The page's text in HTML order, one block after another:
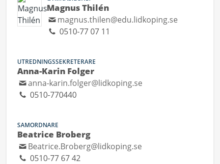
Magnus Thilén
magnus.thilen@edu.lidkoping.se
0510-77 07 11
UTREDNINGSSEKRETERARE
Anna-Karin Folger
anna-karin.folger@lidkoping.se
0510-770440
SAMORDNARE
Beatrice Broberg
Beatrice.Broberg@lidkoping.se
0510-77 67 42